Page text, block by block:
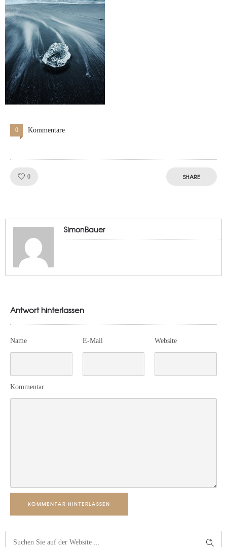
0 Kommentare
0 SHARE
SimonBauer
Antwort hinterlassen
Name E-Mail Website
Kommentar
KOMMENTAR HINTERLASSEN